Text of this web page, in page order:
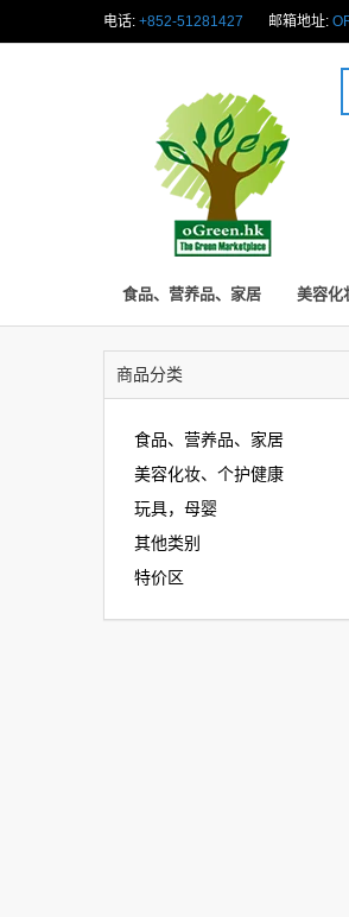
电话: +852-51281427 邮箱地址:
食品、营养品、家居 美容化
商品分类
食品、营养品、家居
美容化妆、个护健康
玩具，母婴
其他类别
特价区